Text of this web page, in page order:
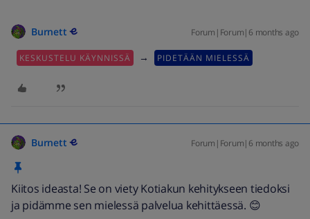
Burnett Forum|Forum|6 months ago
KESKUSTELU KÄYNNISSÄ → PIDETÄÄN MIELESSÄ
Burnett Forum|Forum|6 months ago
Kiitos ideasta! Se on viety Kotiakun kehitykseen tiedoksi
ja pidämme sen mielessä palvelua kehittäessä. 😊